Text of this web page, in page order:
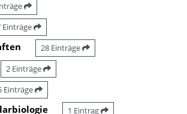
Einträge
28 Einträge
2 Einträge
Einträge
1 Eintrag